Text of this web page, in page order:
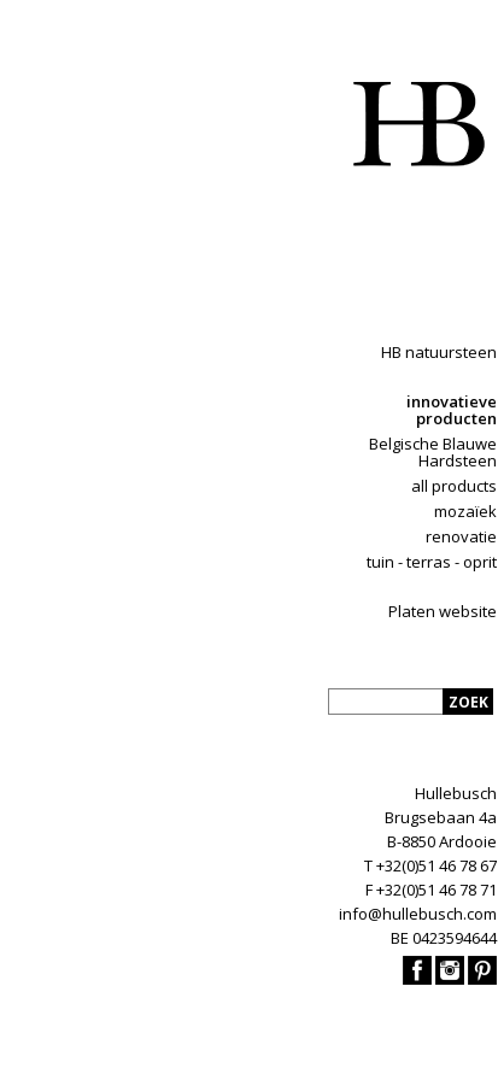
HB natuursteen
innovatieve
producten
Belgische Blauwe
Hardsteen
all products
mozaïek
renovatie
tuin - terras - oprit
Platen website
Hullebusch
Brugsebaan 4a
B-8850 Ardooie
T +32(0)51 46 78 67
F +32(0)51 46 78 71
info@hullebusch.com
BE 0423594644